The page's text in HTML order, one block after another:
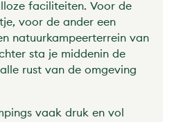
faciliteiten. Voor de
voor de ander een
natuurkampeerterrein van
sta je middenin de
rust van de omgeving
vaak druk en vol